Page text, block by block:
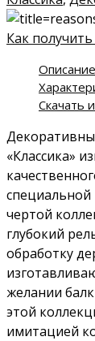
Б1
Как
Описание
Скачать
«Классика»
специальной
чертой
глубокий
обработку
желании
этой
имитацией